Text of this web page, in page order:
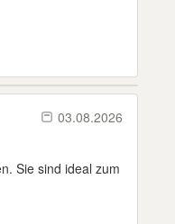
03.08.2026
Sie sind ideal zum